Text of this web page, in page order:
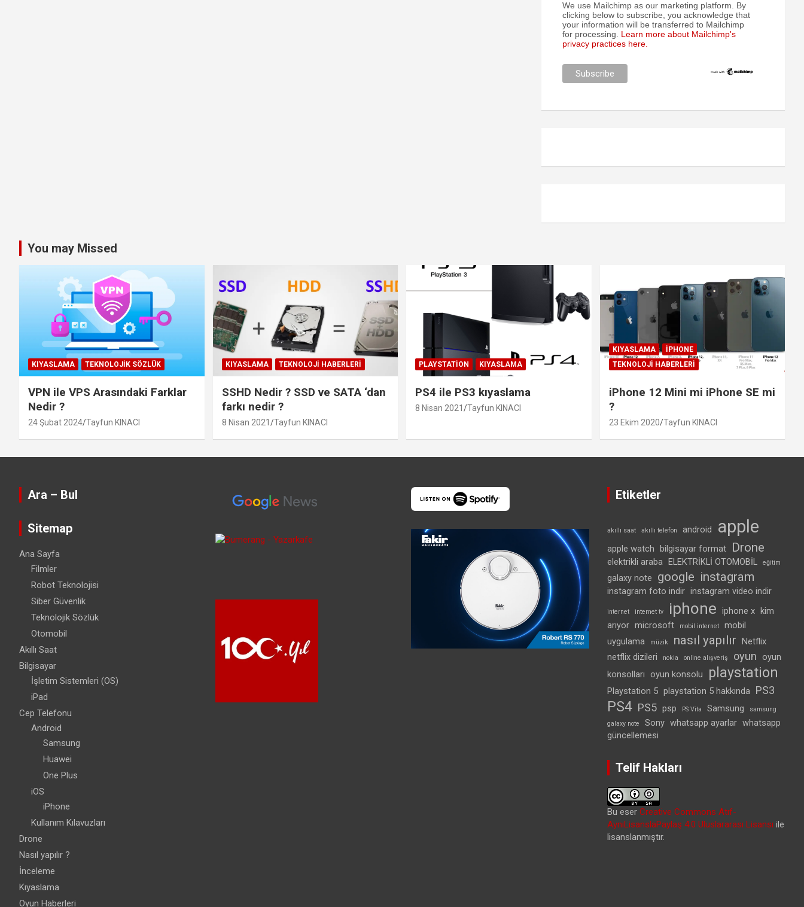
We use Mailchimp as our marketing platform. By
clicking below to subscribe, you acknowledge that
your information will be transferred to Mailchimp
for processing. Learn more about Mailchimp's
privacy practices here.
You may Missed
KIYASLAMA TEKNOLOJIK SÖZLÜK
VPN ile VPS Arasındaki Farklar
Nedir ?
24 Şubat 2024 Tayfun KINACI
KIYASLAMA TEKNOLOJI HABERLERI
SSHD Nedir ? SSD ve SATA ‘dan
farkı nedir ?
8 Nisan 2021 Tayfun KINACI
PLAYSTATION KIYASLAMA
PS4 ile PS3 kıyaslama
8 Nisan 2021 Tayfun KINACI
KIYASLAMA
IPHONE
TEKNOLOJI HABERLERI
iPhone 12 Mini mi iPhone SE mi
?
23 Ekim 2020 Tayfun KINACI
Ara – Bul
Sitemap
Ana Sayfa
Filmler
Robot Teknolojisi
Siber Güvenlik
Teknolojik Sözlük
Otomobil
Akıllı Saat
Bilgisayar
İşletim Sistemleri (OS)
iPad
Cep Telefonu
Android
Samsung
Huawei
One Plus
iOS
iPhone
Kullanım Kılavuzları
Drone
Nasıl yapılır ?
İnceleme
Kıyaslama
Oyun Haberleri
Etiketler
akıllı saat akıllı telefon android apple
apple watch bilgisayar format Drone
elektrikli araba ELEKTRİKLİ OTOMOBİL eğitim
galaxy note google instagram
instagram foto indir instagram video indir
internet internet tv iphone iphone x kim
arıyor microsoft mobil internet
mobil
uygulama
müzik nasıl yapılır Netflix
netflix dizileri
nokia online alışveriş oyun
oyun
konsolları
oyun konsolu playstation
Playstation 5 playstation 5 hakkında PS3
PS4 PS5 psp PS Vita Samsung
samsung
galaxy note
Sony whatsapp ayarlar whatsapp
güncellemesi
Telif Hakları
Bu eser Creative Commons Atıf-
AynıLisanslaPaylaş 4.0 Uluslararası Lisansı ile
lisanslanmıştır.